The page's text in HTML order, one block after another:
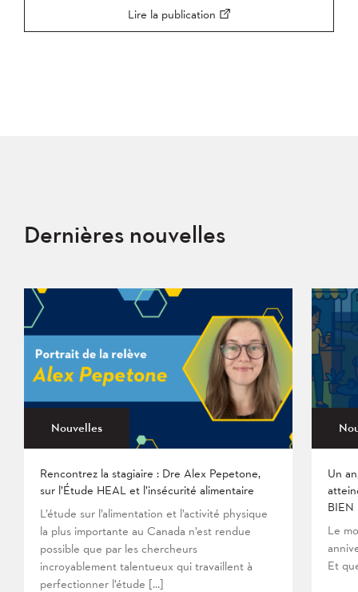
Lire la publication
Dernières nouvelles
Nouvelles
Rencontrez la stagiaire : Dre Alex Pepetone,
sur l’Étude HEAL et l’insécurité alimentaire
L’étude sur l’alimentation et l’activité physique
la plus importante au Canada n’est rendue
possible que par les chercheurs
incroyablement talentueux qui travaillent à
perfectionner l’étude […]
Un
BIEN
Le
Et